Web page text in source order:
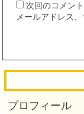
次回のコメン
メールアドレス、